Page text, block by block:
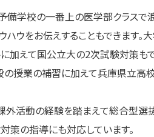
備学校の一番上の医学部クラスで
ハウをお伝えすることもできます
に加えて国公立大の2次試験対策も
の授業の補習に加えて兵庫県立高
外活動の経験を踏まえて総合型選
策の指導にも対応しています。